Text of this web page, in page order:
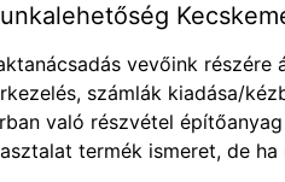
vevőink részére
számlák kiadása/
való részvétel építőanyag
termék ismeret, de ha